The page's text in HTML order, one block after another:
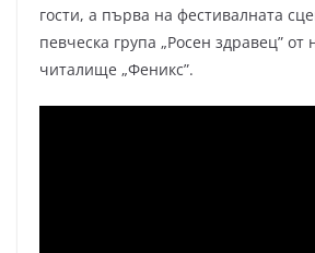
гости, а първа на фестивалната
певческа група „Росен здравец” от
читалище „Феникс”.